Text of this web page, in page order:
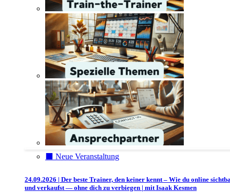
⬛️ Neue Veranstaltung
24.09.2026 | Der beste Trainer, den keiner kennt – Wie du online
und verkaufst — ohne dich zu verbiegen | mit Isaak Kesmen